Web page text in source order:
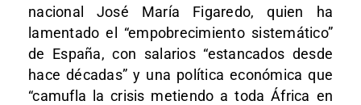
nacional José María Figaredo, quien ha
lamentado el “empobrecimiento sistemático”
de España, con salarios “estancados desde
hace décadas” y una política económica que
“camufla la crisis metiendo a toda África en